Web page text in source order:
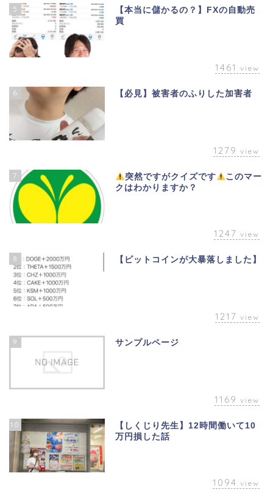
5
【本当に儲かるの？】FXの自動売
買
1461 view
6 【必見】被害者のふりした加害者
1279 view
7 突然ですがクイズです
このマー
クはわかりますか？
1247 view
8 【ビットコインが大暴落しました】
1217 view
9 サンプルページ
1169 view
10
【しくじり先生】12時間働いて10
万円損した話
1094 view